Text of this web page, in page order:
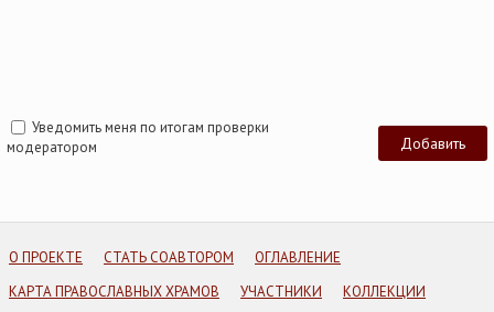
Уведомить меня по итогам проверки
модератором
О ПРОЕКТЕ СТАТЬ СОАВТОРОМ
ОГЛАВЛЕНИЕ
КАРТА ПРАВОСЛАВНЫХ ХРАМОВ
УЧАСТНИКИ
КОЛЛЕКЦИИ